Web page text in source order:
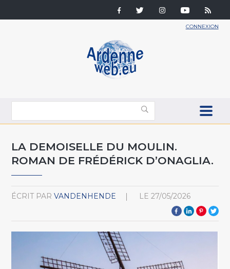
CONNEXION
LA DEMOISELLE DU MOULIN.
ROMAN DE FRÉDÉRICK D’ONAGLIA.
ÉCRIT PAR VANDENHENDE LE 27/05/2026